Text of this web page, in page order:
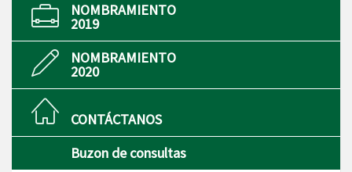
NOMBRAMIENTO
2019
NOMBRAMIENTO
2020
CONTÁCTANOS
Buzon de consultas